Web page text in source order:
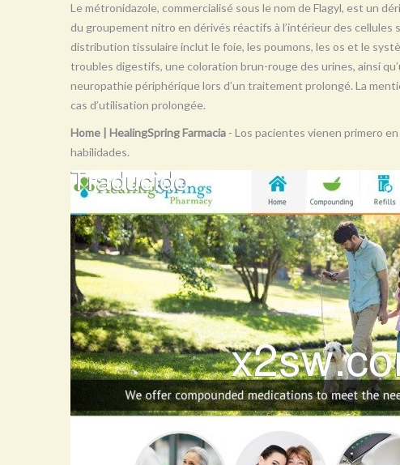
Le métronidazole, commercialisé sous le nom de Flagyl, est un
du groupement nitro en dérivés réactifs à l’intérieur des cellules
distribution tissulaire inclut le foie, les poumons, les os et le
troubles digestifs, une coloration brun-rouge des urines, ainsi
neuropathie périphérique lors d’un traitement prolongé. La
cas d’utilisation prolongée.
Home | HealingSpring Farmacia - Los pacientes vienen primero
habilidades.